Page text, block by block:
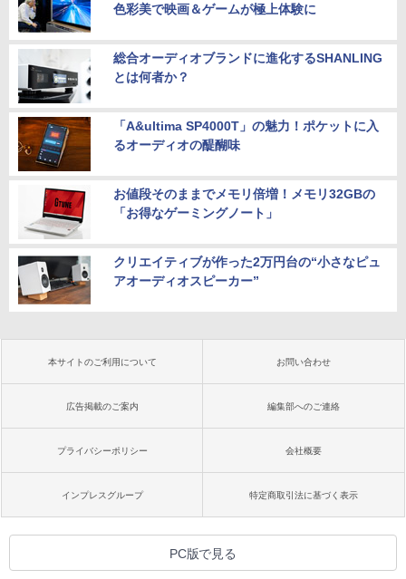
色彩美で映画＆ゲームが極上体験に
総合オーディオブランドに進化するSHANLING
とは何者か？
「A&ultima SP4000T」の魅力！ポケットに入
るオーディオの醍醐味
お値段そのままでメモリ倍増！メモリ32GBの
「お得なゲーミングノート」
クリエイティブが作った2万円台の“小さなピュ
アオーディオスピーカー”
本サイトのご利用について お問い合わせ
広告掲載のご案内 編集部へのご連絡
プライバシーポリシー 会社概要
インプレスグループ 特定商取引法に基づく表示
PC版で見る